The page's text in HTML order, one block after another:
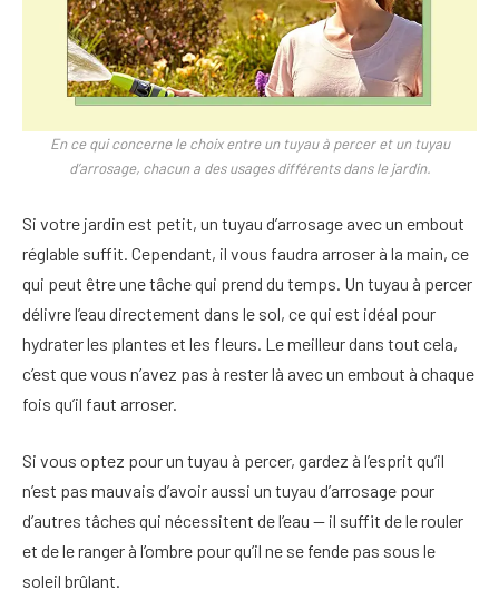
En ce qui concerne le choix entre un tuyau à percer et un tuyau
d’arrosage, chacun a des usages différents dans le jardin.
Si votre jardin est petit, un tuyau d’arrosage avec un embout
réglable suffit. Cependant, il vous faudra arroser à la main, ce
qui peut être une tâche qui prend du temps. Un tuyau à percer
délivre l’eau directement dans le sol, ce qui est idéal pour
hydrater les plantes et les fleurs. Le meilleur dans tout cela,
c’est que vous n’avez pas à rester là avec un embout à chaque
fois qu’il faut arroser.
Si vous optez pour un tuyau à percer, gardez à l’esprit qu’il
n’est pas mauvais d’avoir aussi un tuyau d’arrosage pour
d’autres tâches qui nécessitent de l’eau — il suffit de le rouler
et de le ranger à l’ombre pour qu’il ne se fende pas sous le
soleil brûlant.